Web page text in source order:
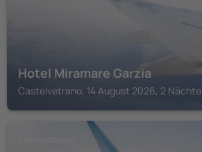
Hotel Miramare Garzia
Castelvetrano, 14 August 2026, 2 Nächte